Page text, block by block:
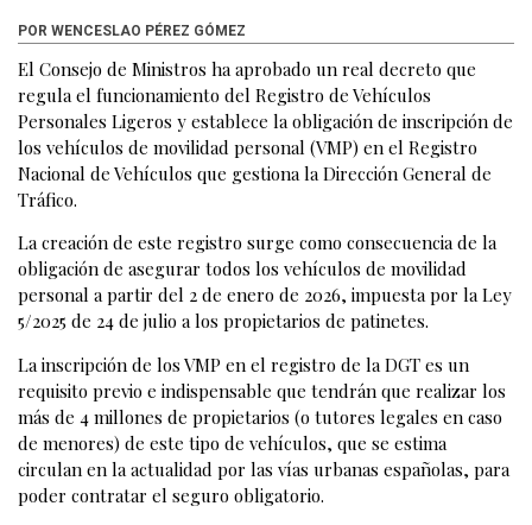
POR WENCESLAO PÉREZ GÓMEZ
El Consejo de Ministros ha aprobado un real decreto que
regula el funcionamiento del Registro de Vehículos
Personales Ligeros y establece la obligación de inscripción de
los vehículos de movilidad personal (VMP) en el Registro
Nacional de Vehículos que gestiona la Dirección General de
Tráfico.
La creación de este registro surge como consecuencia de la
obligación de asegurar todos los vehículos de movilidad
personal a partir del 2 de enero de 2026, impuesta por la Ley
5/2025 de 24 de julio a los propietarios de patinetes.
La inscripción de los VMP en el registro de la DGT es un
requisito previo e indispensable que tendrán que realizar los
más de 4 millones de propietarios (o tutores legales en caso
de menores) de este tipo de vehículos, que se estima
circulan en la actualidad por las vías urbanas españolas, para
poder contratar el seguro obligatorio.